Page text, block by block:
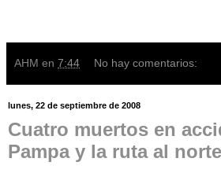
AHM en 7:44 No hay comentarios:
lunes, 22 de septiembre de 2008
Cuatro muertos en
Pampa y la ruta al norte